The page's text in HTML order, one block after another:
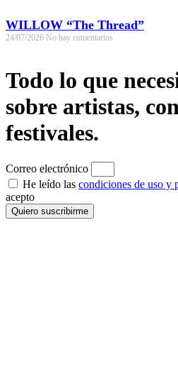
WILLOW “The Thread”
24/07/2026 No hay comentarios
Todo lo que
sobre artistas,
festivales.
Correo electrónico
He leído las condiciones de uso y
acepto
Quiero suscribirme